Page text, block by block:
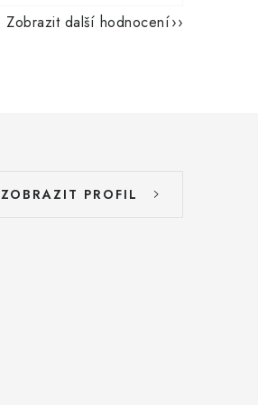
Zobrazit další hodnocení
ZOBRAZIT PROFIL